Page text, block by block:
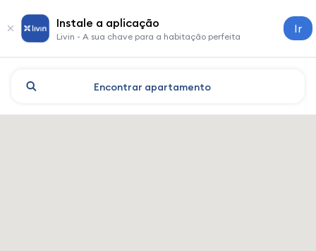
Instale a aplicação
Livin - A sua chave para a habitação perfeita
Ir
Encontrar apartamento
Almaty: hotéis e alojamento